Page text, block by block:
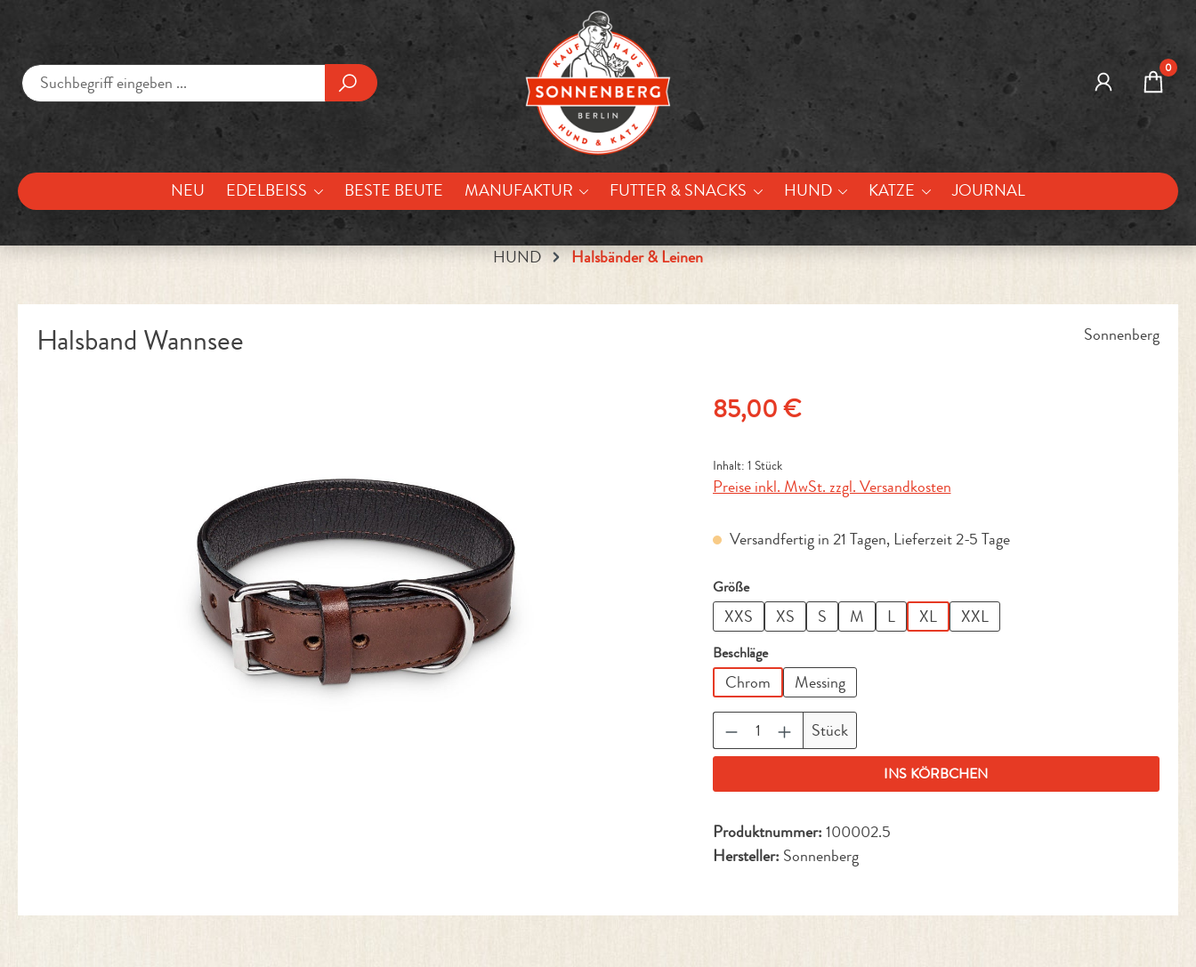
Hauptinhalt springen
0
NEU EDELBEISS BESTE BEUTE MANUFAKTUR FUTTER & SNACKS HUND KATZE JOURNAL
HUND Halsbänder & Leinen
Halsband Wannsee Sonnenberg
Regulärer Preis:
85,00 €
Inhalt: 1 Stück
Preise inkl. MwSt. zzgl. Versandkosten
Versandfertig in 21 Tagen, Lieferzeit 2-5 Tage
Größeauswählen
XXS XS S M L XL XXL
Beschlägeauswählen
Chrom Messing
Produkt Anzahl: Gib den gewünschten Wert ein oder
Stück
INS KÖRBCHEN
Produktnummer:100002.5
Hersteller: Sonnenberg